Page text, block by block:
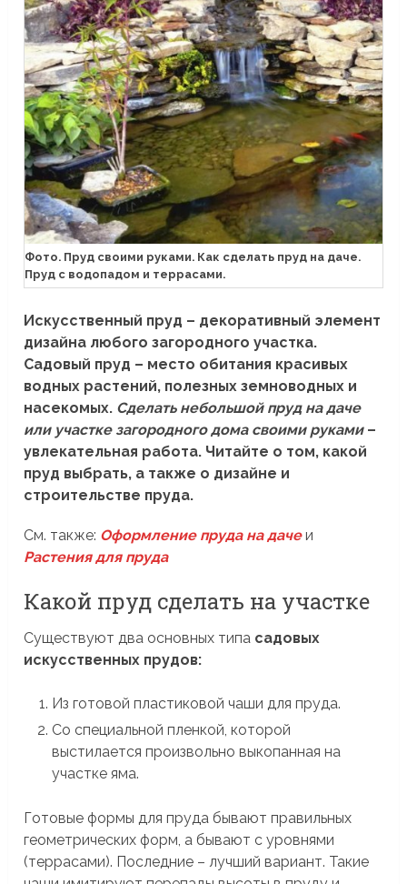
Фото. Пруд своими руками. Как сделать пруд на даче.
Пруд с водопадом и террасами.
Искусственный пруд – декоративный элемент
дизайна любого загородного участка.
Садовый пруд – место обитания красивых
водных растений, полезных земноводных и
насекомых. Сделать небольшой пруд на даче
или участке загородного дома своими руками–
увлекательная работа. Читайте о том, какой
пруд выбрать, а также о дизайне и
строительстве пруда.
См. также: Оформление пруда на дачеи
Растения для пруда
Какой пруд сделать на участке
Существуют два основных типа садовых
искусственных прудов:
Из готовой пластиковой чаши для пруда.
Со специальной пленкой, которой
выстилается произвольно выкопанная на
участке яма.
Готовые формы для пруда бывают правильных
геометрических форм, а бывают с уровнями
(террасами). Последние – лучший вариант. Такие